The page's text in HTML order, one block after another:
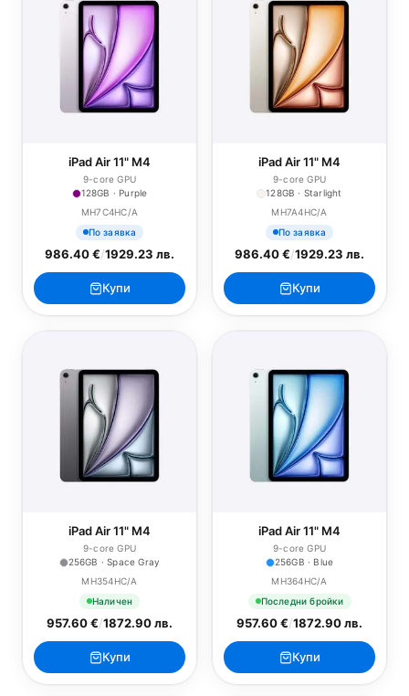
iPad Air 11" M4
9-core GPU
128GB · Purple
MH7C4HC/A
По заявка
986.40 €/1929.23 лв.
Купи
iPad Air 11" M4
9-core GPU
128GB · Starlight
MH7A4HC/A
По заявка
986.40 €/1929.23 лв.
Купи
iPad Air 11" M4
9-core GPU
256GB · Space Gray
MH354HC/A
Наличен
957.60 €/1872.90 лв.
Купи
iPad Air 11" M4
9-core GPU
256GB · Blue
MH364HC/A
Последни бройки
957.60 €/1872.90 лв.
Купи